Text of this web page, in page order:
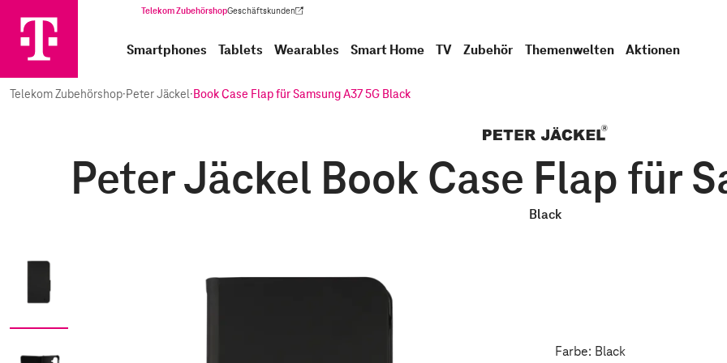
Telekom ZubehörshopGeschäftskunden
(Wird in einem neuen Tab geöffnet)
Smartphones Tablets Wearables Smart Home TV Zubehör Themenwelten Aktionen
Telekom Zubehörshop·Peter Jäckel·Book Case Flap für Samsung A37 5G Black
Peter Jäckel Book Case Flap für
Black
Farbe: Black